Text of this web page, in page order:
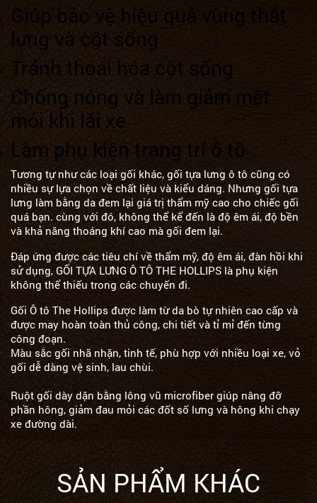
Giúp bảo vệ hiệu quả vùng thắt
lưng và cột sống
Tránh thoái hóa cột sống
Chống nóng và làm giảm mệt
mỏi khi lái xe
Làm phụ kiện trang trí ô tô
Tương tự như các loại gối khác, gối tựa lưng ô tô cũng có
nhiều sự lựa chọn về chất liệu và kiểu dáng. Nhưng gối tựa
lưng làm bằng da đem lại giá trị thẩm mỹ cao cho chiếc gối
quá bạn. cùng với đó, không thể kể đến là độ êm ái, độ bền
và khả năng thoáng khí cao mà gối đem lại.
Đáp ứng được các tiêu chí về thẩm mỹ, độ êm ái, đàn hồi khi
sử dụng, GỐI TỰA LƯNG Ô TÔ THE HOLLIPS là phụ kiện
không thể thiếu trong các chuyến đi.
Gối Ô tô The Hollips được làm từ da bò tự nhiên cao cấp và
được may hoàn toàn thủ công, chi tiết và tỉ mỉ đến từng
công đoạn.
Màu sắc gối nhã nhặn, tinh tế, phù hợp với nhiều loại xe, vỏ
gối dễ dàng vệ sinh, lau chùi.
Ruột gối dày dặn bằng lông vũ microfiber giúp nâng đỡ
phần hông, giảm đau mỏi các đốt số lưng và hông khi chạy
xe đường dài.
SẢN PHẨM KHÁC